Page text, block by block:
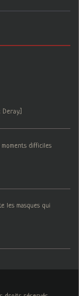
difficiles
les masques qui